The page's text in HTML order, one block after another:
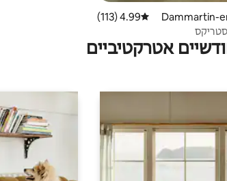
דירוג ממוצע של 4.99 מתוך 5, 113 ביקורות
4.99 (113)
אטרקטיביים